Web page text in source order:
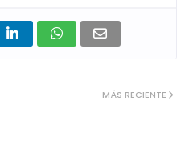
MÁS RECIENTE